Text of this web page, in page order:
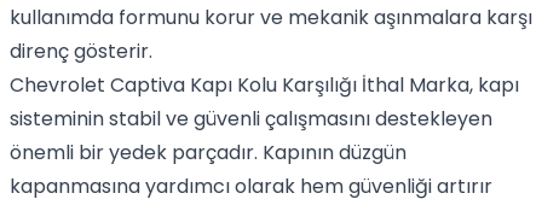
kullanımda formunu korur ve mekanik aşınmalara karşı
direnç gösterir.
Chevrolet Captiva Kapı Kolu Karşılığı İthal Marka, kapı
sisteminin stabil ve güvenli çalışmasını destekleyen
önemli bir yedek parçadır. Kapının düzgün
kapanmasına yardımcı olarak hem güvenliği artırır